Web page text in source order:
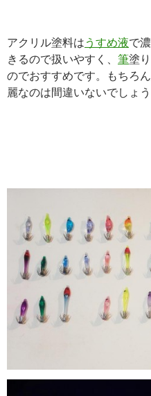
アクリル塗料は うすめ液で
きるので扱いやすく、 筆塗
のでおすすめです。もちろん
麗なのは間違いないでしょ